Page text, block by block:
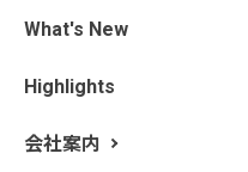
What's New
Highlights
会社案内
さて、較正と校正、熱分
した。比「較」して「正
っています。でも、今は